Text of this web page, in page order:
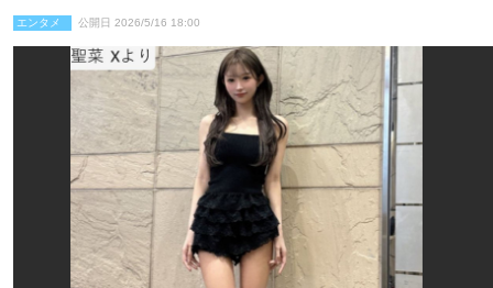
エンタメ 公開日 2026/5/16 18:00